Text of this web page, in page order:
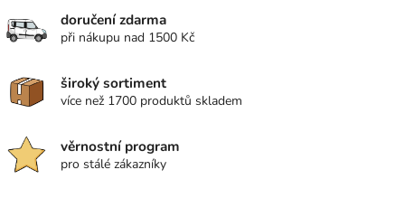
doručení zdarma
při nákupu nad 1500 Kč
široký sortiment
více než 1700 produktů skladem
věrnostní program
pro stálé zákazníky